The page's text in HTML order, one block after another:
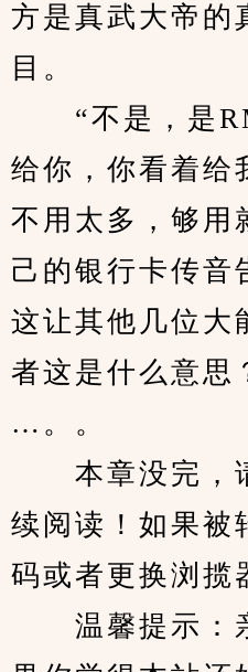
方是真武大帝的
目。
“不是，是
给你，你看着给
不用太多，够用
己的银行卡传音
这让其他几位大
者这是什么意思
…。。
本章没完，
续阅读！如果被
码或者更换浏揽
温馨提示：